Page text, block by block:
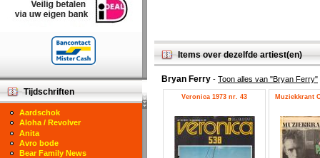
Items over dezelfde artiest(en)
Bryan Ferry - Toon alles van "Bryan Ferry"
Veronica 1973 nr. 43 Muziekkrant
Tijdschriften
Aardschok
Aloha / Revolver
Anita
Avro bode
Bear Family News